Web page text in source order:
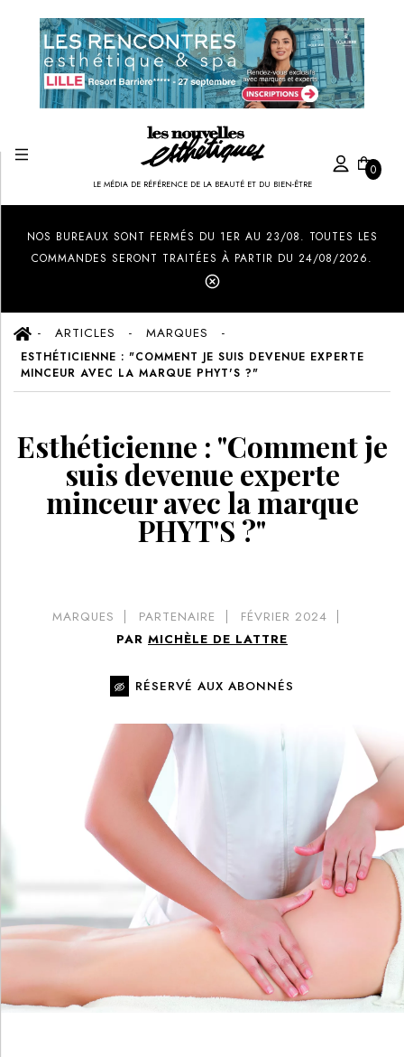
LE MÉDIA DE RÉFÉRENCE DE LA BEAUTÉ ET DU BIEN-ÊTRE
0
NOS BUREAUX SONT FERMÉS DU 1ER AU 23/08. TOUTES LES
COMMANDES SERONT TRAITÉES À PARTIR DU 24/08/2026.
ARTICLES MARQUES
ESTHÉTICIENNE : "COMMENT JE SUIS DEVENUE EXPERTE
MINCEUR AVEC LA MARQUE PHYT'S ?"
Esthéticienne : "Comment je
suis devenue experte
minceur avec la marque
PHYT'S ?"
MARQUES PARTENAIRE
FÉVRIER 2024
PAR MICHÈLE DE LATTRE
RÉSERVÉ AUX ABONNÉS